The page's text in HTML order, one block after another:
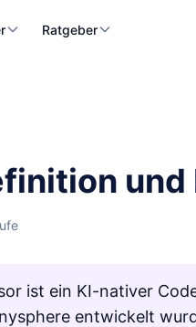
Ratgeber
ist ein KI-nativer
entwickelt